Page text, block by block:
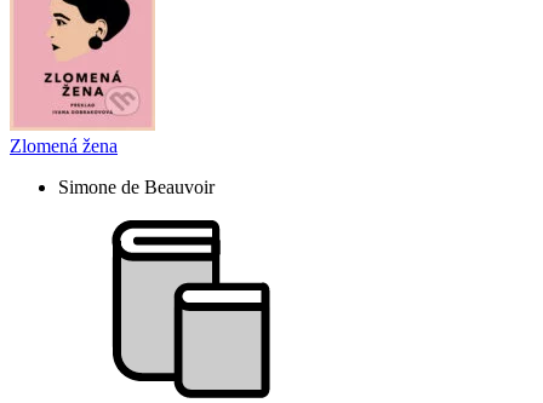
Zlomená žena
Simone de Beauvoir